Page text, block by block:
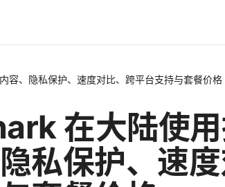
、隐私保护、速度对比、跨平台支持与套餐价格
在大陆使
私保护、速